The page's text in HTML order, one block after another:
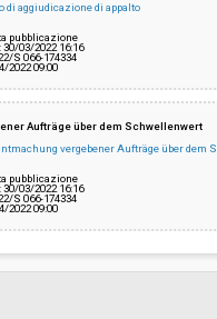
di aggiudicazione di appalto
pubblicazione
03/2022 16:16
S 066-174334
2022 09:00
Aufträge über dem Schwellenwert
vergebener Aufträge über dem
pubblicazione
03/2022 16:16
S 066-174334
2022 09:00